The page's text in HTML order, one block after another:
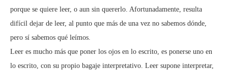
porque se quiere leer, o aun sin quererlo. Afortunadamente, resulta
difícil dejar de leer, al punto que más de una vez no sabemos dónde,
pero sí sabemos qué leímos.
Leer es mucho más que poner los ojos en lo escrito, es ponerse uno en
lo escrito, con su propio bagaje interpretativo. Leer supone interpretar,